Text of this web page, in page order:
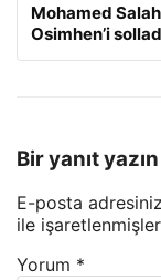
Mohamed
Osimhen’i
Bir yanıt yazın
E-posta
ile
Yorum *